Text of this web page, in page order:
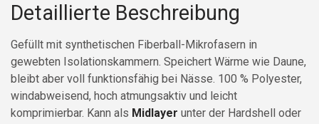
Detaillierte Beschreibung
Gefüllt mit synthetischen Fiberball-Mikrofasern in
gewebten Isolationskammern. Speichert Wärme wie Daune,
bleibt aber voll funktionsfähig bei Nässe. 100 % Polyester,
windabweisend, hoch atmungsaktiv und leicht
komprimierbar. Kann als Midlayer unter der Hardshell oder